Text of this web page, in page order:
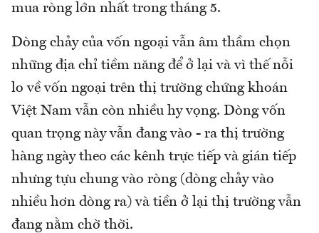
mua ròng lớn nhất trong tháng 5.
Dòng chảy của vốn ngoại vẫn âm thầm chọn
những địa chỉ tiềm năng để ở lại và vì thế nỗi
lo về vốn ngoại trên thị trường chứng khoán
Việt Nam vẫn còn nhiều hy vọng. Dòng vốn
quan trọng này vẫn đang vào - ra thị trường
hàng ngày theo các kênh trực tiếp và gián tiếp
nhưng tựu chung vào ròng (dòng chảy vào
nhiều hơn dòng ra) và tiền ở lại thị trường vẫn
đang nằm chờ thời.